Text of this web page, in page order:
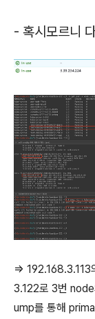
- 혹시모르니
=>
3.122로 3번
ump를 통해